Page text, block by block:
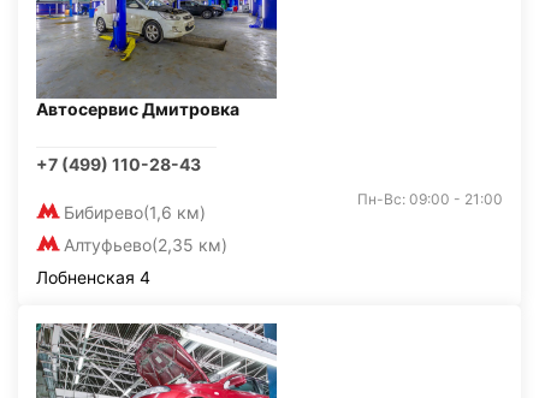
Автосервис Дмитровка
+7 (499) 110-28-43
Бибирево(1,6 км)
Алтуфьево(2,35 км)
Пн-Вс: 09:00 - 21:00
Лобненская 4